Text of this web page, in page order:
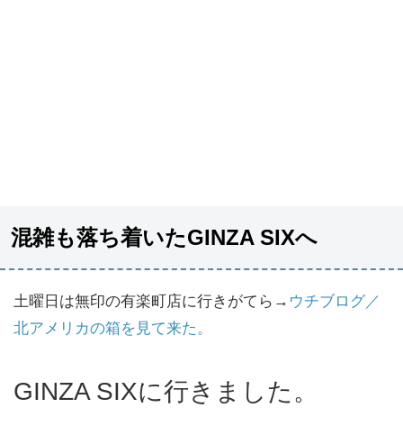
混雑も落ち着いたGINZA SIXへ
土曜日は無印の有楽町店に行きがてら→ ウチブログ／
北アメリカの箱を見て来た。
GINZA SIXに行きました。